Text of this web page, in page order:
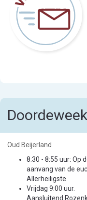
Versturen en
betalen
Oud Beijerland
8:30 - 8:55 uur: Op
aanvang van de
Allerheiligste
Vrijdag 9:00 uur.
Aansluitend